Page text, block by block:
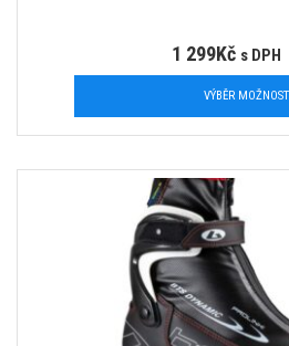
1 299Kč s DPH
VÝBĚR MOŽNOSTÍ